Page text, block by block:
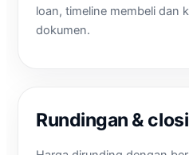
loan, timeline membeli dan
dokumen.
Rundingan &